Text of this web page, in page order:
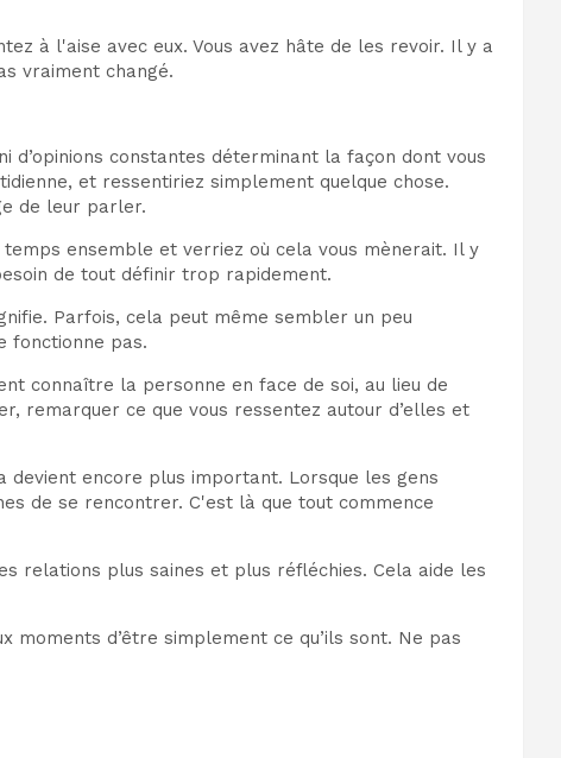
à l'aise avec eux. Vous avez hâte de les revoir. Il y a
vraiment changé.
d’opinions constantes déterminant la façon dont vous
et ressentiriez simplement quelque chose.
de leur parler.
ensemble et verriez où cela vous mènerait. Il y
de tout définir trop rapidement.
Parfois, cela peut même sembler un peu
fonctionne pas.
connaître la personne en face de soi, au lieu de
remarquer ce que vous ressentez autour d’elles et
devient encore plus important. Lorsque les gens
de se rencontrer. C'est là que tout commence
relations plus saines et plus réfléchies. Cela aide les
moments d’être simplement ce qu’ils sont. Ne pas